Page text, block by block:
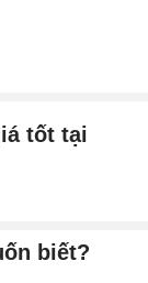
tốt tại
biết?